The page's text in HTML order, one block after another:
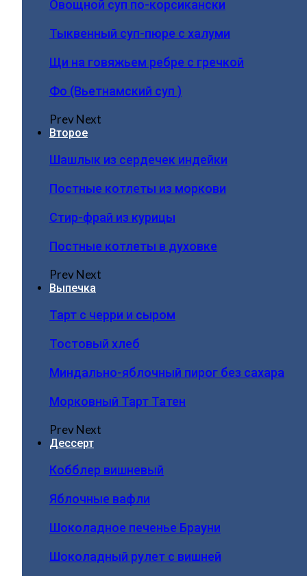
Овощной суп по-корсикански
Тыквенный суп-пюре с халуми
Щи на говяжьем ребре с гречкой
Фо (Вьетнамский суп )
PrevNext
Второе
Шашлык из сердечек индейки
Постные котлеты из моркови
Стир-фрай из курицы
Постные котлеты в духовке
PrevNext
Выпечка
Тарт с черри и сыром
Тостовый хлеб
Миндально-яблочный пирог без сахара
Морковный Тарт Татен
PrevNext
Дессерт
Кобблер вишневый
Яблочные вафли
Шоколадное печенье Брауни
Шоколадный рулет с вишней